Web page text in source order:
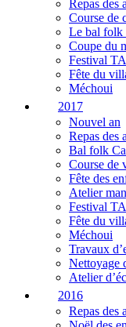
Repas des
Course de
Le bal folk
Coupe du
Festival
Fête du
Méchoui
2017
Nouvel an
Repas des
Bal folk
Course de
Fête des
Atelier
Festival
Fête du
Méchoui
Travaux
Nettoyage
Atelier
2016
Repas des